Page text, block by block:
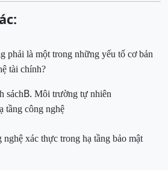
phải là một trong những yếu tố cơ bản
tài chính?
sáchB. Môi trường tự nhiên
tầng công nghệ
xác thực trong hạ tầng bảo mật